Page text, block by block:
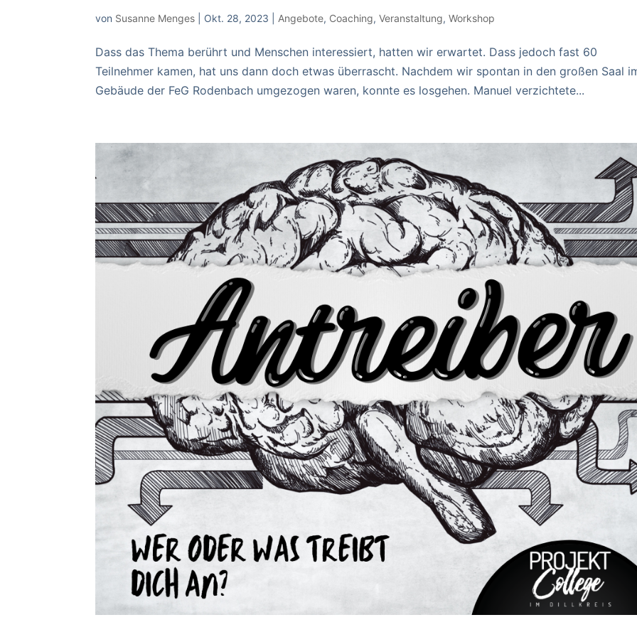
von Susanne Menges Okt. 28, 2023 Angebote, Coaching,Veranstaltung,Workshop
Dass das Thema berührt und Menschen interessiert, hatten wir erwartet. Dass jedoch fast 60
Teilnehmer kamen, hat uns dann doch etwas überrascht. Nachdem wir spontan in den großen Saal
Gebäude der FeG Rodenbach umgezogen waren, konnte es losgehen. Manuel verzichtete...